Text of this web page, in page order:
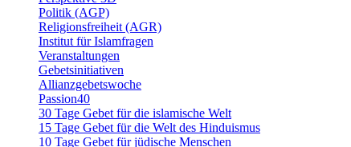
Politik (AGP)
Religionsfreiheit (AGR)
Institut für Islamfragen
Veranstaltungen
Gebetsinitiativen
Allianzgebetswoche
Passion40
30 Tage Gebet für die islamische Welt
15 Tage Gebet für die Welt des Hinduismus
10 Tage Gebet für jüdische Menschen